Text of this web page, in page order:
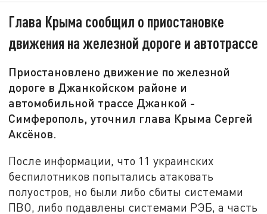
Глава Крыма сообщил о приостановке
движения на железной дороге и автотрассе
Приостановлено движение по железной
дороге в Джанкойском районе и
автомобильной трассе Джанкой -
Симферополь, уточнил глава Крыма Сергей
Аксёнов.
После информации, что 11 украинских
беспилотников попытались атаковать
полуостров, но были либо сбиты системами
ПВО, либо подавлены системами РЭБ, а часть